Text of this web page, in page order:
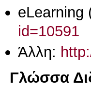
eLearning
id=10591
Άλλη:
Γλώσσα